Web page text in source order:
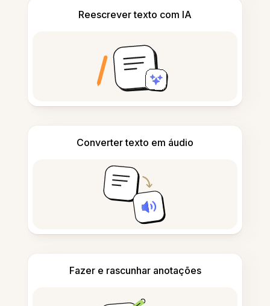
Reescrever texto com IA
Converter texto em áudio
Fazer e rascunhar anotações